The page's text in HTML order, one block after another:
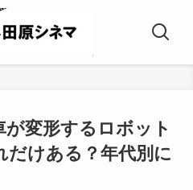
が変形するロボット
だけある？年代別に